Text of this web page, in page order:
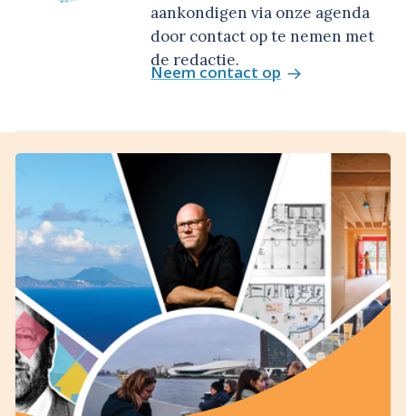
aankondigen via onze agenda
door contact op te nemen met
de redactie.
Neem contact op